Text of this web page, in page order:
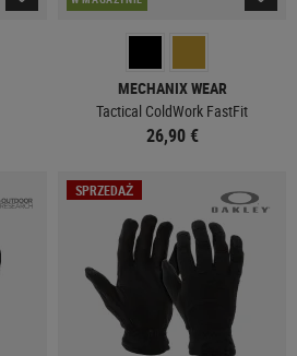
MECHANIX WEAR
Tactical ColdWork FastFit
26,90 €
SPRZEDAŻ